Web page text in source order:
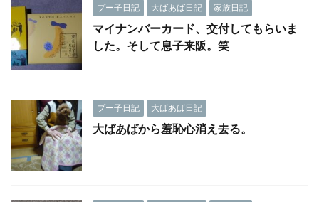
プー子日記 大ばあば日記 家族日記
マイナンバーカード、交付してもらいま
した。そして息子来阪。笑
プー子日記 大ばあば日記
大ばあばから羞恥心消え去る。